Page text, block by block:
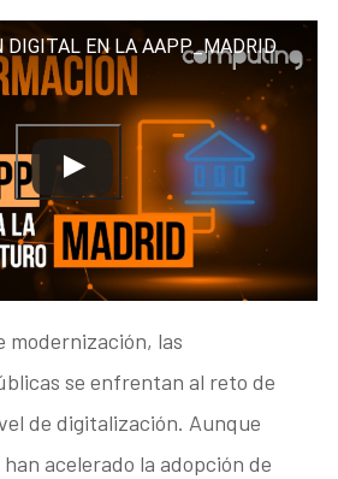
DIGITAL EN LA AAPP_MADRID
modernización, las
se enfrentan al reto de
de digitalización. Aunque
acelerado la adopción de